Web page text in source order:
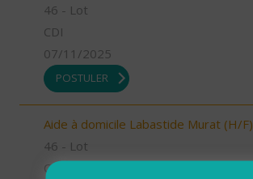
46 - Lot
CDI
07/11/2025
POSTULER
Aide à domicile Labastide Murat (H/F)
46 - Lot
CDI